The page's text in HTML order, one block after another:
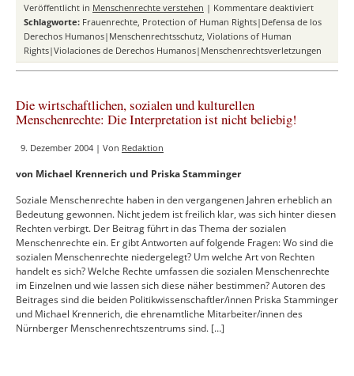
Veröffentlicht in Menschenrechte verstehen | Kommentare deaktiviertfür
Gewalt
Frauen
und
Schlagworte: Frauenrechte, Protection of Human Rights|Defensa de los
Derechos Humanos|Menschenrechtsschutz, Violations of Human
Rights|Violaciones de Derechos Humanos|Menschenrechtsverletzungen
Die wirtschaftlichen, sozialen und kulturellen
Menschenrechte: Die Interpretation ist nicht beliebig!
9. Dezember 2004 | Von Redaktion
von Michael Krennerich und Priska Stamminger
Soziale Menschenrechte haben in den vergangenen Jahren erheblich an
Bedeutung gewonnen. Nicht jedem ist freilich klar, was sich hinter diesen
Rechten verbirgt. Der Beitrag führt in das Thema der sozialen
Menschenrechte ein. Er gibt Antworten auf folgende Fragen: Wo sind die
sozialen Menschenrechte niedergelegt? Um welche Art von Rechten
handelt es sich? Welche Rechte umfassen die sozialen Menschenrechte
im Einzelnen und wie lassen sich diese näher bestimmen? Autoren des
Beitrages sind die beiden Politikwissenschaftler/innen Priska Stamminger
und Michael Krennerich, die ehrenamtliche Mitarbeiter/innen des
Nürnberger Menschenrechtszentrums sind. […]